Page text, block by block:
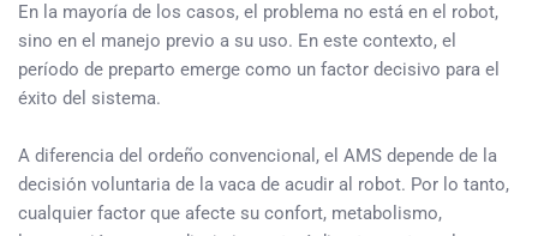
En la mayoría de los casos, el problema no está en el robot,
sino en el manejo previo a su uso. En este contexto, el
período de preparto emerge como un factor decisivo para el
éxito del sistema.
A diferencia del ordeño convencional, el AMS depende de la
decisión voluntaria de la vaca de acudir al robot. Por lo tanto,
cualquier factor que afecte su confort, metabolismo,